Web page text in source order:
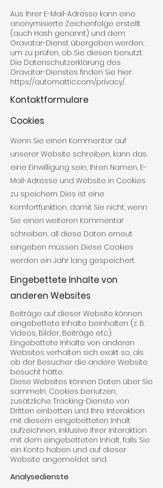
Aus Ihrer E-Mail-Adresse kann eine
anonymisierte Zeichenfolge erstellt
(auch Hash genannt) und dem
Gravatar-Dienst übergeben werden,
um zu prüfen, ob Sie diesen benutzt.
Die Datenschutzerklärung des
Gravatar-Dienstes finden Sie hier:
https://automattic.com/privacy/.
Kontaktformulare
Cookies
Wenn Sie einen Kommentar auf
unserer Website schreiben, kann das
eine Einwilligung sein, Ihren Namen, E-
Mail-Adresse und Website in Cookies
zu speichern. Dies ist eine
Komfortfunktion, damit Sie nicht, wenn
Sie einen weiteren Kommentar
schreiben, all diese Daten erneut
eingeben müssen. Diese Cookies
werden ein Jahr lang gespeichert.
Eingebettete Inhalte von
anderen Websites
Beiträge auf dieser Website können
eingebettete Inhalte beinhalten (z. B.
Videos, Bilder, Beiträge etc.).
Eingebettete Inhalte von anderen
Websites verhalten sich exakt so, als
ob der Besucher die andere Website
besucht hätte.
Diese Websites können Daten über Sie
sammeln, Cookies benutzen,
zusätzliche Tracking-Dienste von
Dritten einbetten und Ihre Interaktion
mit diesem eingebetteten Inhalt
aufzeichnen, inklusive Ihrer Interaktion
mit dem eingebetteten Inhalt, falls Sie
ein Konto haben und auf dieser
Website angemeldet sind.
Analysedienste